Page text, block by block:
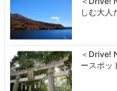
しむ大
＜Drive!
ースポッ